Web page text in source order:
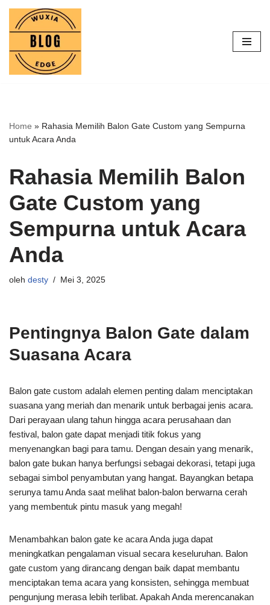
Lompat
konten
Home » Rahasia Memilih Balon Gate Custom yang Sempurna
untuk Acara Anda
Rahasia Memilih Balon
Gate Custom yang
Sempurna untuk Acara
Anda
oleh desty Mei 3, 2025
Pentingnya Balon Gate dalam
Suasana Acara
Balon gate custom adalah elemen penting dalam menciptakan
suasana yang meriah dan menarik untuk berbagai jenis acara.
Dari perayaan ulang tahun hingga acara perusahaan dan
festival, balon gate dapat menjadi titik fokus yang
menyenangkan bagi para tamu. Dengan desain yang menarik,
balon gate bukan hanya berfungsi sebagai dekorasi, tetapi juga
sebagai simbol penyambutan yang hangat. Bayangkan betapa
serunya tamu Anda saat melihat balon-balon berwarna cerah
yang membentuk pintu masuk yang megah!
Menambahkan balon gate ke acara Anda juga dapat
meningkatkan pengalaman visual secara keseluruhan. Balon
gate custom yang dirancang dengan baik dapat membantu
menciptakan tema acara yang konsisten, sehingga membuat
pengunjung merasa lebih terlibat. Apakah Anda merencanakan